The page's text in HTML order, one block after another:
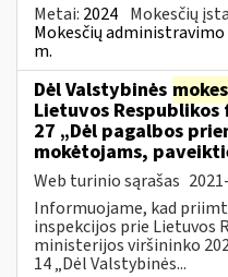
Metai: 2024 Mokesčių
Mokesčių
m.
Dėl Valstybinės
Lietuvos
27 „Dėl pagalbos
mokėtojams,
Web turinio sąrašas
Informuojame, kad
inspekcijos prie Lietuvos
ministerijos viršininko
14 „Dėl Valstybinės...